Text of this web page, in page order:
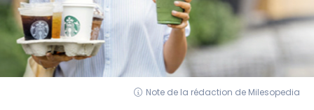
Note de la rédaction de Milesopedia